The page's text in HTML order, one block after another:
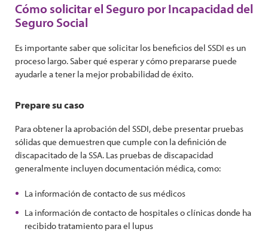
Cómo solicitar el Seguro por Incapacidad del
Seguro Social
Es importante saber que solicitar los beneficios del SSDI es un
proceso largo. Saber qué esperar y cómo prepararse puede
ayudarle a tener la mejor probabilidad de éxito.
Prepare su caso
Para obtener la aprobación del SSDI, debe presentar pruebas
sólidas que demuestren que cumple con la definición de
discapacitado de la SSA. Las pruebas de discapacidad
generalmente incluyen documentación médica, como:
La información de contacto de sus médicos
La información de contacto de hospitales o clínicas donde ha
recibido tratamiento para el lupus